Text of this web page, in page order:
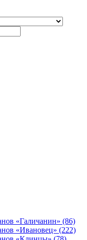
«Галичанин» (86)
«Ивановец» (222)